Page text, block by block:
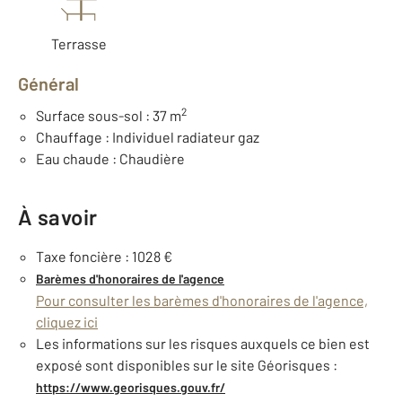
Terrasse
Général
Surface sous-sol : 37 m2
Chauffage : Individuel radiateur gaz
Eau chaude : Chaudière
À savoir
Taxe foncière : 1028 €
Barèmes d'honoraires de l'agence
Pour consulter les barèmes d'honoraires de l'agence,
cliquez ici
Les informations sur les risques auxquels ce bien est
exposé sont disponibles sur le site Géorisques :
https://www.georisques.gouv.fr/